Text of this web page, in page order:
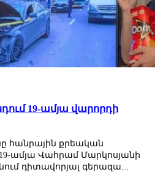
19-ամյա վարորդի
հանրային քրեական
ամյա Վահրամ Մարկոսյանի
դիտավորյալ գերազա...